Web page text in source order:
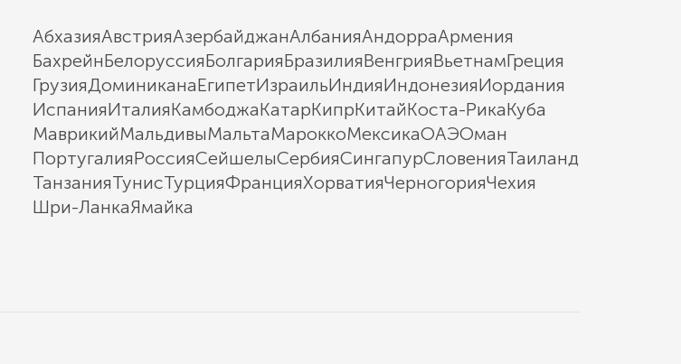
АбхазияАвстрияАзербайджанАлбанияАндорраАрмения
БахрейнБелоруссияБолгарияБразилияВенгрияВьетнамГреция
ГрузияДоминиканаЕгипетИзраильИндияИндонезияИордания
ИспанияИталияКамбоджаКатарКипрКитайКоста-РикаКуба
МаврикийМальдивыМальтаМароккоМексикаОАЭОман
ПортугалияРоссияСейшелыСербияСингапурСловенияТаиланд
ТанзанияТунисТурцияФранцияХорватияЧерногорияЧехия
Шри-ЛанкаЯмайка